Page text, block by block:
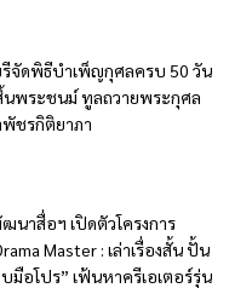
จัดพิธีบำเพ็ญกุศลครบ 50 วัน
นพระชนม์ ทูลถวายพระกุศล
พัชรกิติยาภา
นาสื่อฯ เปิดตัวโครงการ
Master : เล่าเรื่องสั้น ปั้น
มือโปร” เฟ้นหาครีเอเตอร์รุ่น